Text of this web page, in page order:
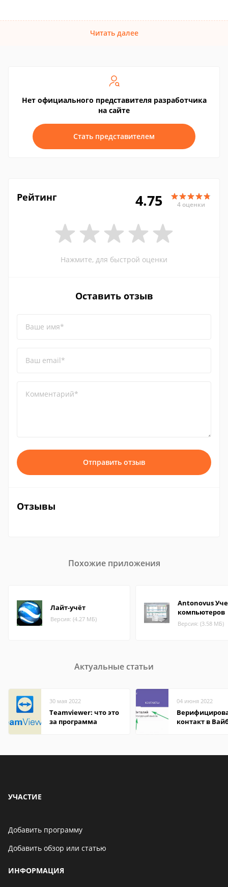
Читать далее
Нет официального представителя разработчика
на сайте
Стать представителем
Рейтинг 4.75 4 оценки
Нажмите, для быстрой оценки
Оставить отзыв
Ваше имя*
Ваш email*
Комментарий*
Отправить отзыв
Отзывы
Похожие приложения
Лайт-учёт
Версия: (4.27 МБ)
Antonovus
компьютеров
Версия: (3.58 МБ)
Актуальные статьи
30 мая 2022
Teamviewer: что это
за программа
04 июня 2022
контакт в
УЧАСТИЕ
Добавить программу
Добавить обзор или статью
ИНФОРМАЦИЯ